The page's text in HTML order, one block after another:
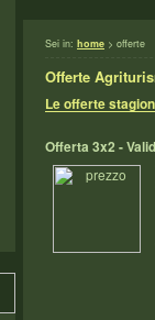
Sei in: home > offerte
Offerte
Le offerte
Offerta 3x2 -